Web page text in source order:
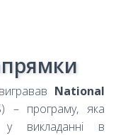
National
– програму, яка
у викладанні в